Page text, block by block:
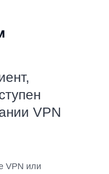
VPN
VPN или